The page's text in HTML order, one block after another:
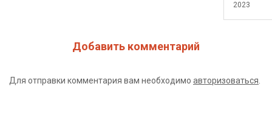
2023
Добавить комментарий
Для отправки комментария вам необходимо авторизоваться.